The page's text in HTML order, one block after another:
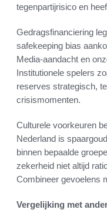
tegenpartijrisico en
Gedragsfinanciering
safekeeping bias
Media-aandacht en
Institutionele spelers
reserves strategisch,
crisismomenten.
Culturele voorkeuren
Nederland is
binnen bepaalde
zekerheid niet altijd
Combineer gevoelens
Vergelijking met